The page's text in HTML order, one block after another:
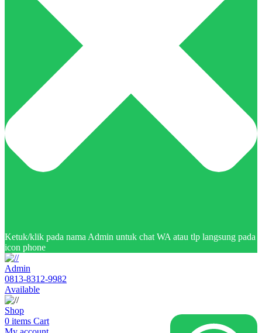
Ketuk/klik pada nama Admin untuk chat WA atau tlp langsung pada
icon phone
Admin
0813-8312-9982
Available
Shop
0 items Cart